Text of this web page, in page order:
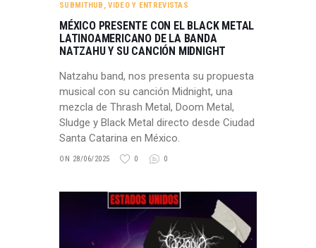
SUBMITHUB ,VIDEO Y ENTREVISTAS
MÉXICO PRESENTE CON EL BLACK METAL
LATINOAMERICANO DE LA BANDA
NATZAHU Y SU CANCIÓN MIDNIGHT
Natzahu band, nos presenta su propuesta
musical con su canción Midnight, una
mezcla de Thrash Metal, Doom Metal,
Sludge y Black Metal directo desde Ciudad
Santa Catarina en México.
ON 28/06/2025 0 0